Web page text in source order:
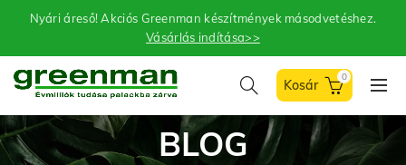
Nyári áreső! Akciós Greenman készítmények másodvetéshez.
Vásárlás indítása>>
0
BLOG